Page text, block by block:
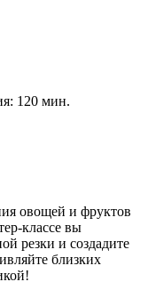
120 мин.
овощей и фруктов
классе вы
резки и создадите
близких